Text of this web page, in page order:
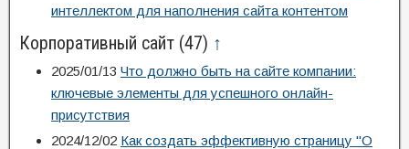
интеллектом для наполнения сайта контентом
Корпоративный сайт (47) ↑
2025/01/13 Что должно быть на сайте компании:
ключевые элементы для успешного онлайн-
присутствия
2024/12/02 Как создать эффективную страницу "О